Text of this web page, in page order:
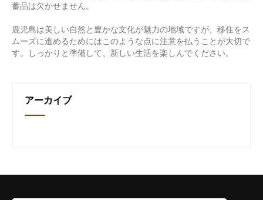
蓄品は欠かせません。
鹿児島は美しい自然と豊かな文化が魅力の地域ですが、移住をス
ムーズに進めるためにはこのような点に注意を払うことが大切で
す。しっかりと準備して、新しい生活を楽しんでください。
アーカイブ